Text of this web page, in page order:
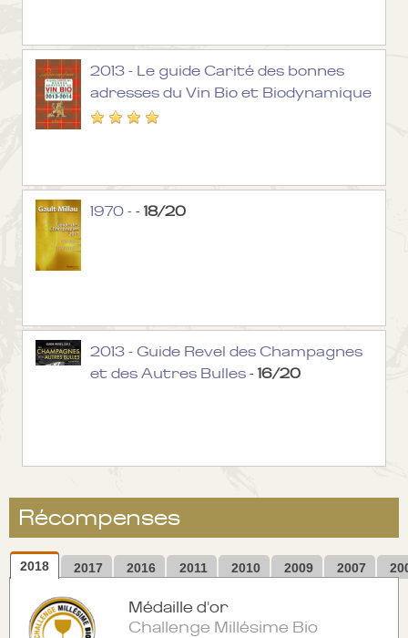
2013 - Le guide Carité des bonnes
adresses du Vin Bio et Biodynamique
1970 --18/20
2013 - Guide Revel des Champagnes
et des Autres Bulles -16/20
Récompenses
2018 2017 2016 2011 2010 2009 2007
Médaille d'or
Challenge Millésime Bio